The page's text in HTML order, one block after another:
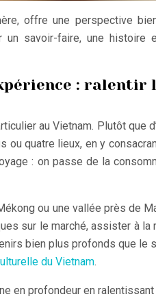
offre une perspective
un savoir-faire, une
: ralentir
au Vietnam. Plutôt que
quatre lieux, en y
: on passe de la
ou une vallée près de
sur le marché, assister à la
bien plus profonds que le
du Vietnam.
en profondeur en ralentissant